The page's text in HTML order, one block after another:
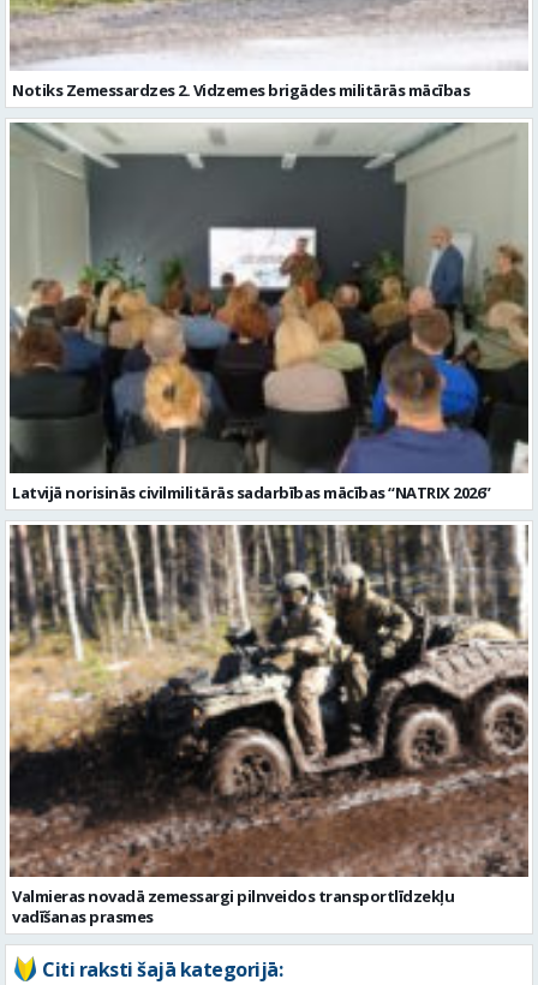
Notiks Zemessardzes 2. Vidzemes brigādes militārās mācības
Latvijā norisinās civilmilitārās sadarbības mācības “NATRIX 2026”
Valmieras novadā zemessargi pilnveidos transportlīdzekļu
vadīšanas prasmes
Citi raksti šajā kategorijā: